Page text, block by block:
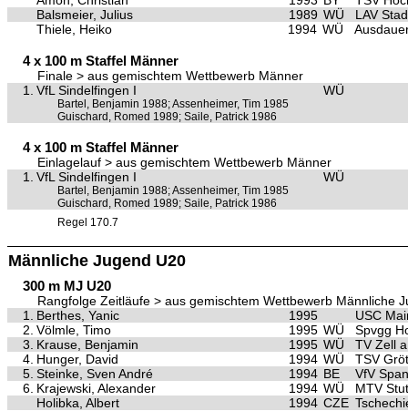
Balsmeier, Julius
1989 WÜ
LAV
Thiele, Heiko
1994 WÜ
4 x 100 m Staffel Männer
Finale > aus gemischtem Wettbewerb Männer
1.
VfL Sindelfingen I WÜ
Bartel, Benjamin 1988; Assenheimer, Tim 1985
Guischard, Romed 1989; Saile, Patrick 1986
4 x 100 m Staffel Männer
Einlagelauf > aus gemischtem Wettbewerb Männer
1.
VfL Sindelfingen I WÜ
Bartel, Benjamin 1988; Assenheimer, Tim 1985
Guischard, Romed 1989; Saile, Patrick 1986
Regel 170.7
Männliche Jugend U20
300 m MJ U20
Rangfolge Zeitläufe > aus gemischtem Wettbewerb Männliche
1.
Berthes, Yanic 1995
USC
2. Völmle, Timo 1995 WÜ
Spvgg
3. Krause, Benjamin 1995 WÜ
TV Zell
4. Hunger, David 1994 WÜ
TSV
5. Steinke, Sven André 1994 BE
VfV
6. Krajewski, Alexander 1994 WÜ
MTV
Holibka, Albert
1994 CZE